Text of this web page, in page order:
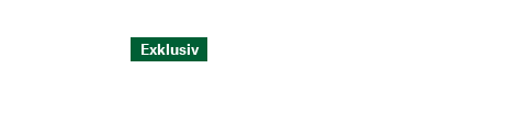
Exklusiv